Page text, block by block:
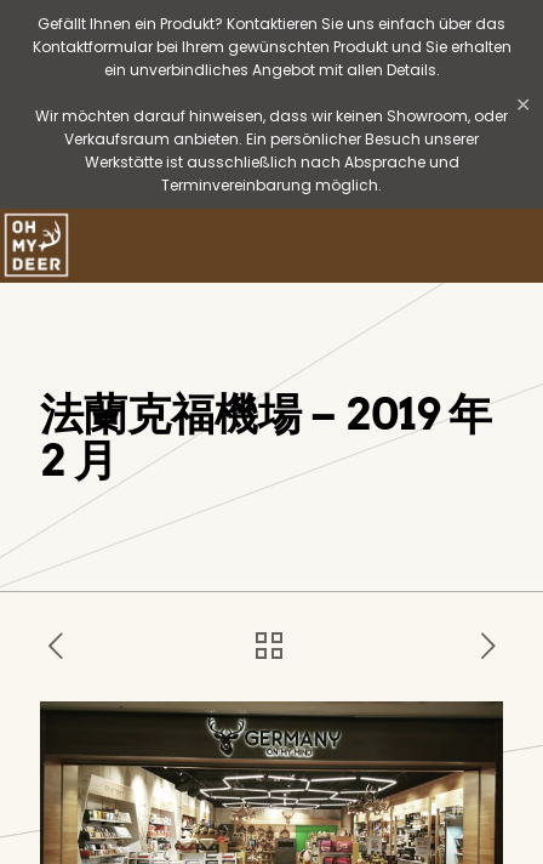
Gefällt Ihnen ein Produkt? Kontaktieren Sie uns einfach über das
Kontaktformular bei Ihrem gewünschten Produkt und Sie erhalten
ein unverbindliches Angebot mit allen Details.
Wir möchten darauf hinweisen, dass wir keinen Showroom, oder
Verkaufsraum anbieten. Ein persönlicher Besuch unserer
Werkstätte ist ausschließlich nach Absprache und
Terminvereinbarung möglich.
✕
法蘭克福機場 – 2019 年
2 月